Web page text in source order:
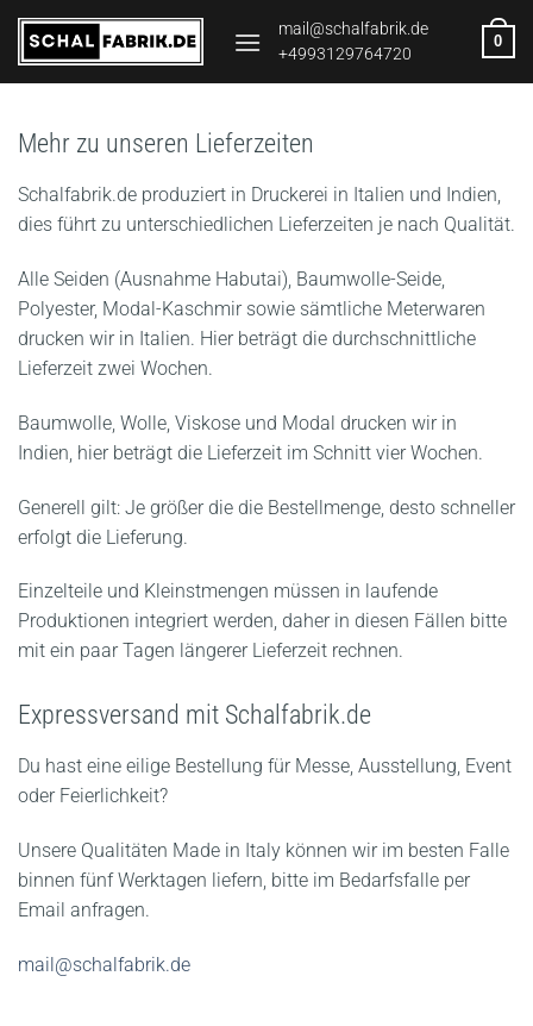
Zum
Inhalt
springen
mail@schalfabrik.de
+4993129764720
0
Mehr zu unseren Lieferzeiten
Schalfabrik.de produziert in Druckerei in Italien und Indien,
dies führt zu unterschiedlichen Lieferzeiten je nach Qualität.
Alle Seiden (Ausnahme Habutai), Baumwolle-Seide,
Polyester, Modal-Kaschmir sowie sämtliche Meterwaren
drucken wir in Italien. Hier beträgt die durchschnittliche
Lieferzeit zwei Wochen.
Baumwolle, Wolle, Viskose und Modal drucken wir in
Indien, hier beträgt die Lieferzeit im Schnitt vier Wochen.
Generell gilt: Je größer die die Bestellmenge, desto schneller
erfolgt die Lieferung.
Einzelteile und Kleinstmengen müssen in laufende
Produktionen integriert werden, daher in diesen Fällen bitte
mit ein paar Tagen längerer Lieferzeit rechnen.
Expressversand mit Schalfabrik.de
Du hast eine eilige Bestellung für Messe, Ausstellung, Event
oder Feierlichkeit?
Unsere Qualitäten Made in Italy können wir im besten Falle
binnen fünf Werktagen liefern, bitte im Bedarfsfalle per
Email anfragen.
mail@schalfabrik.de